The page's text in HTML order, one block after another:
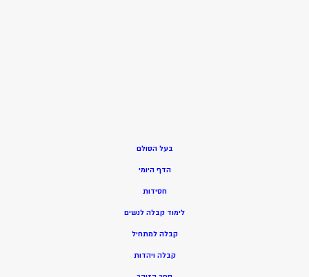
בעל הסולם
הדף היומי
חסידות
לימוד קבלה לנשים
קבלה למתחיל
קבלה ויהדות